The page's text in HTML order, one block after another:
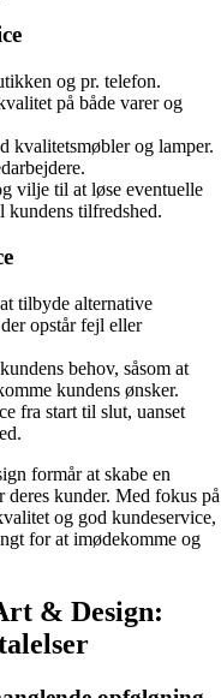
og pr. telefon.
på både varer og
kvalitetsmøbler og lamper.
vilje til at løse eventuelle
kundens tilfredshed.
tilbyde alternative
opstår fejl eller
behov, såsom at
kundens ønsker.
fra start til slut, uanset
formår at skabe en
kunder. Med fokus på
og god kundeservice,
for at imødekomme og
& Design: